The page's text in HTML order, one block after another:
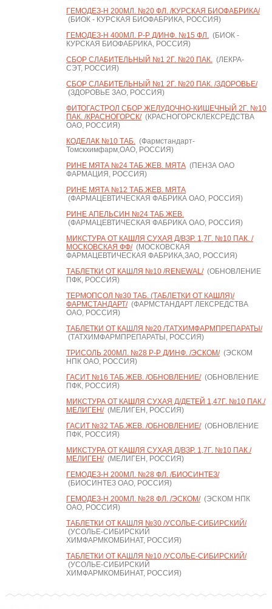
ГЕМОДЕЗ-Н 200МЛ. №20 ФЛ. /КУРСКАЯ БИОФАБРИКА/
(БИОК - КУРСКАЯ БИОФАБРИКА, РОССИЯ)
ГЕМОДЕЗ-Н 400МЛ. Р-Р Д/ИНФ. №15 ФЛ.(БИОК -
КУРСКАЯ БИОФАБРИКА, РОССИЯ)
СБОР СЛАБИТЕЛЬНЫЙ №1 2Г. №20 ПАК.(ЛЕКРА-
СЭТ, РОССИЯ)
СБОР СЛАБИТЕЛЬНЫЙ №1 2Г. №20 ПАК. /ЗДОРОВЬЕ/
(ЗДОРОВЬЕ ЗАО, РОССИЯ)
ФИТОГАСТРОЛ СБОР ЖЕЛУДОЧНО-КИШЕЧНЫЙ 2Г. №10
ПАК. /КРАСНОГОРСК/(КРАСНОГОРСКЛЕКСРЕДСТВА
ОАО, РОССИЯ)
КОДЕЛАК №10 ТАБ.(Фармстандарт-
Томскхимфарм,ОАО, РОССИЯ)
РИНЕ МЯТА №24 ТАБ.ЖЕВ. МЯТА(ПЕНЗА ОАО
ФАРМАЦИЯ, РОССИЯ)
РИНЕ МЯТА №12 ТАБ.ЖЕВ. МЯТА
(ФАРМАЦЕВТИЧЕСКАЯ ФАБРИКА ОАО, РОССИЯ)
РИНЕ АПЕЛЬСИН №24 ТАБ.ЖЕВ.
(ФАРМАЦЕВТИЧЕСКАЯ ФАБРИКА ОАО, РОССИЯ)
МИКСТУРА ОТ КАШЛЯ СУХАЯ Д/ВЗР. 1,7Г. №10 ПАК. /
МОСКОВСКАЯ ФФ/(МОСКОВСКАЯ
ФАРМАЦЕВТИЧЕСКАЯ ФАБРИКА,ЗАО, РОССИЯ)
ТАБЛЕТКИ ОТ КАШЛЯ №10 /RENEWAL/(ОБНОВЛЕНИЕ
ПФК, РОССИЯ)
ТЕРМОПСОЛ №30 ТАБ. (ТАБЛЕТКИ ОТ КАШЛЯ)/
ФАРМСТАНДАРТ/(ФАРМСТАНДАРТ ЛЕКСРЕДСТВА
ОАО, РОССИЯ)
ТАБЛЕТКИ ОТ КАШЛЯ №20 /ТАТХИМФАРМПРЕПАРАТЫ/
(ТАТХИМФАРМПРЕПАРАТЫ, РОССИЯ)
ТРИСОЛЬ 200МЛ. №28 Р-Р Д/ИНФ. /ЭСКОМ/(ЭСКОМ
НПК ОАО, РОССИЯ)
ГАСИТ №16 ТАБ.ЖЕВ. /ОБНОВЛЕНИЕ/(ОБНОВЛЕНИЕ
ПФК, РОССИЯ)
МИКСТУРА ОТ КАШЛЯ СУХАЯ Д/ДЕТЕЙ 1,47Г. №10 ПАК./
МЕЛИГЕН/(МЕЛИГЕН, РОССИЯ)
ГАСИТ №32 ТАБ.ЖЕВ. /ОБНОВЛЕНИЕ/(ОБНОВЛЕНИЕ
ПФК, РОССИЯ)
МИКСТУРА ОТ КАШЛЯ СУХАЯ Д/ВЗР. 1,7Г. №10 ПАК./
МЕЛИГЕН/(МЕЛИГЕН, РОССИЯ)
ГЕМОДЕЗ-Н 200МЛ. №28 ФЛ. /БИОСИНТЕЗ/
(БИОСИНТЕЗ ОАО, РОССИЯ)
ГЕМОДЕЗ-Н 200МЛ. №28 ФЛ. /ЭСКОМ/(ЭСКОМ НПК
ОАО, РОССИЯ)
ТАБЛЕТКИ ОТ КАШЛЯ №30 /УСОЛЬЕ-СИБИРСКИЙ/
(УСОЛЬЕ-СИБИРСКИЙ
ХИМФАРМКОМБИНАТ, РОССИЯ)
ТАБЛЕТКИ ОТ КАШЛЯ №10 /УСОЛЬЕ-СИБИРСКИЙ/
(УСОЛЬЕ-СИБИРСКИЙ
ХИМФАРМКОМБИНАТ, РОССИЯ)